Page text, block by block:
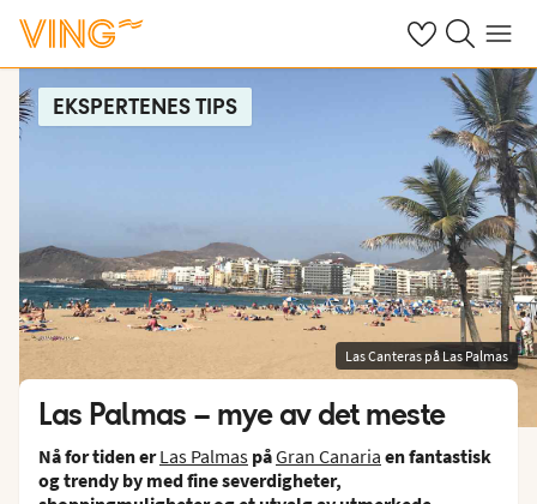
Se dine sparte
Søk påMeny
EKSPERTENES TIPS
Las Canteras på Las Palmas
Las Palmas – mye av det meste
Nå for tiden er Las Palmas påGran Canaria en fantastisk
og trendy by med fine severdigheter,